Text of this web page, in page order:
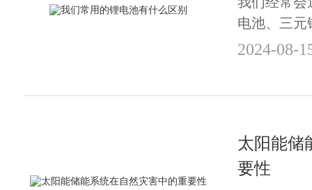
电池、三元
锂电池、聚
2024-08-
太阳能储
要性